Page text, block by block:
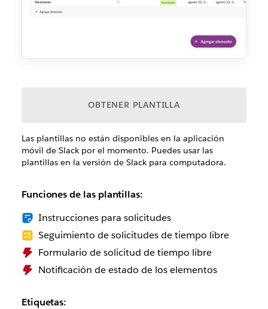
OBTENER PLANTILLA
Las plantillas no están disponibles en la aplicación
móvil de Slack por el momento. Puedes usar las
plantillas en la versión de Slack para computadora.
Funciones de las plantillas:
Instrucciones para solicitudes
Seguimiento de solicitudes de tiempo libre
Formulario de solicitud de tiempo libre
Notificación de estado de los elementos
Etiquetas: